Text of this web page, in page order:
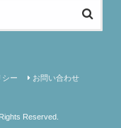
シー
お問い合わせ
Reserved.